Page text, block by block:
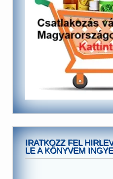
IRATKOZZ FEL
LE A KÖNYVEM